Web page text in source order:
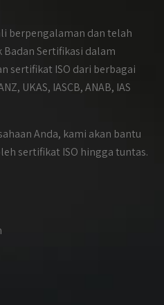
berpengalaman dan telah
Badan Sertifikasi dalam
sertifikat ISO dari berbagai
UKAS, IASCB, ANAB, IAS
Anda, kami akan bantu
sertifikat ISO hingga tuntas.